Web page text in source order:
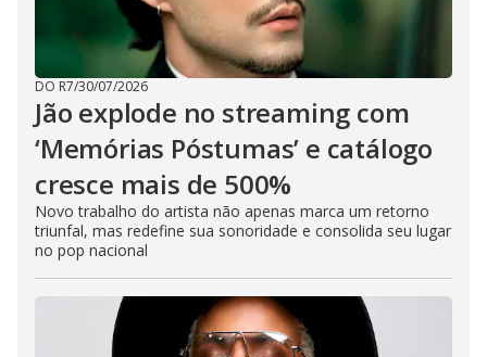
DO R7/30/07/2026
Jão explode no streaming com
‘Memórias Póstumas’ e catálogo
cresce mais de 500%
Novo trabalho do artista não apenas marca um retorno
triunfal, mas redefine sua sonoridade e consolida seu lugar
no pop nacional